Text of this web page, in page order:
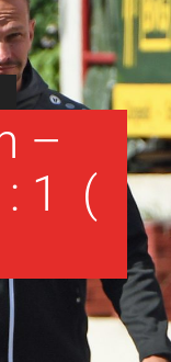
–
: 1 (